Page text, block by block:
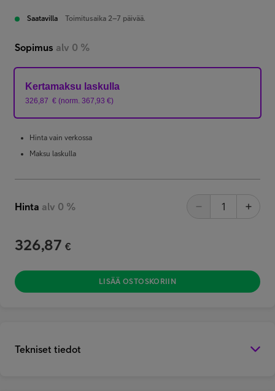
Saatavilla Toimitusaika 2–7 päivää.
Sopimus alv 0 %
Kertamaksu laskulla
326,87 € (norm. 367,93 €)
Hinta vain verkossa
Maksu laskulla
Hinta alv 0 %
326,87 €
LISÄÄ OSTOSKORIIN
Tekniset tiedot